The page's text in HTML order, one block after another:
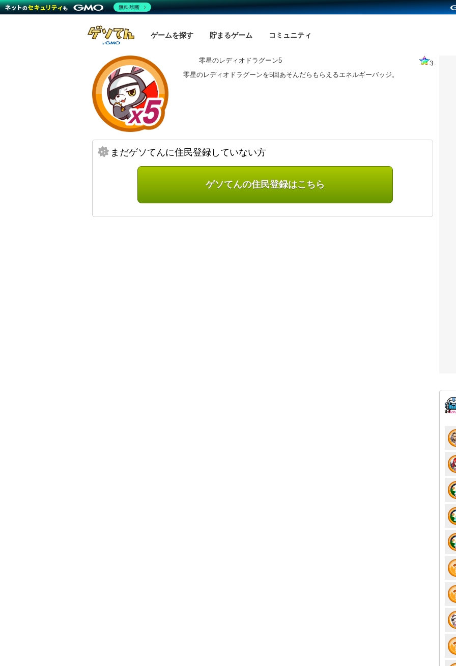
ゲームを探す 貯まるゲーム コミュニティ
零星のレディオドラグーン5
3
零星のレディオドラグーンを5回あそんだらもらえるエネルギーバッジ。
まだゲソてんに住民登録していない方
ゲソてんの住民登録はこちら
無料診断